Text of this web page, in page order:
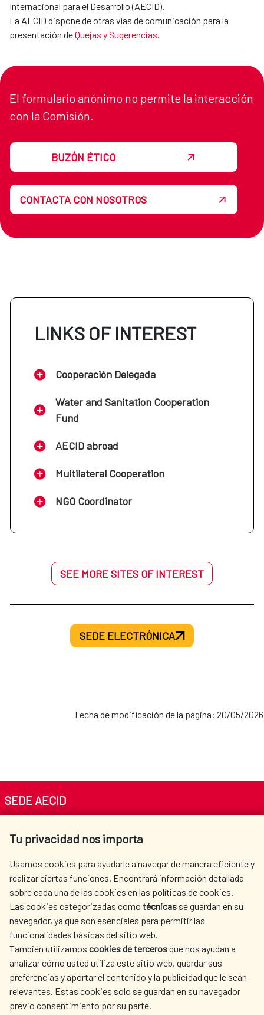
Internacional para el Desarrollo (AECID).
La AECID dispone de otras vías de comunicación para la
presentación deQuejas y Sugerencias.
El formulario anónimo no permite la interacción
con la Comisión.
BUZÓN ÉTICO
CONTACTA CON NOSOTROS
LINKS OF INTEREST
Cooperación Delegada
Water and Sanitation Cooperation
Fund
AECID abroad
Multilateral Cooperation
NGO Coordinator
SEE MORE SITES OF INTEREST
SEDE ELECTRÓNICA
Fecha de modificación de la página: 20/05/2026
Tu privacidad nos importa
Usamos cookies para ayudarle a navegar de manera eficiente y
realizar ciertas funciones. Encontrará información detallada
sobre cada una de las cookies en las políticas de cookies.
Las cookies categorizadas como técnicas se guardan en su
navegador, ya que son esenciales para permitir las
funcionalidades básicas del sitio web.
También utilizamos cookies de tercerosque nos ayudan a
analizar cómo usted utiliza este sitio web, guardar sus
preferencias y aportar el contenido y la publicidad que le sean
relevantes. Estas cookies solo se guardan en su navegador
previo consentimiento por su parte.
SEDE AECID
Tel. +34 900 20 30 54​​​​​​​
AECID
WHERE DO WE COOPERATE?
SPANISH HUMANITARIAN
ACTION
PRESS ROOM
CULTURE AND SCIENCE LIBRARY